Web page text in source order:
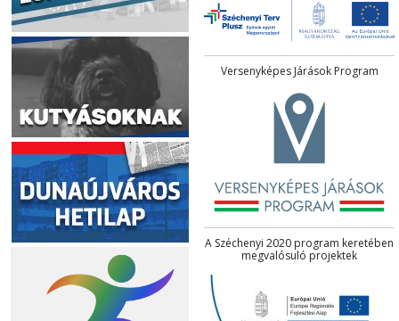
Versenyképes Járások Program
A Széchenyi 2020 program keretében
megvalósuló projektek